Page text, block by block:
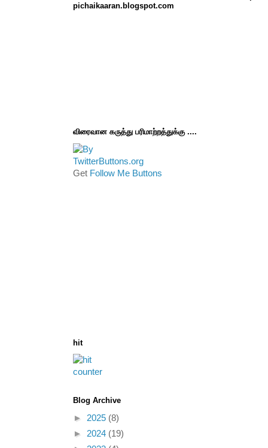
pichaikaaran.blogspot.com
விரைவான கருத்து பரிமாற்றத்துக்கு ....
Get Follow Me Buttons
hit
Blog Archive
► 2025 (8)
► 2024 (19)